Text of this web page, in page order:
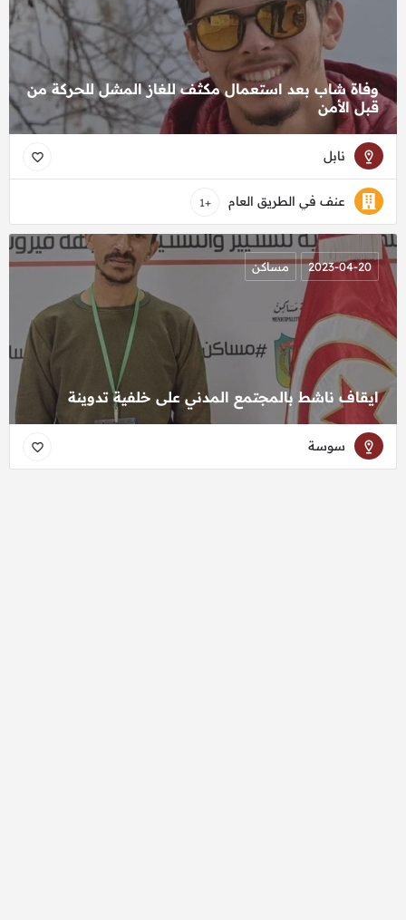
وفاة شاب بعد استعمال مكثف للغاز المشل للحركة من
قبل الأمن
نابل
عنف في الطريق العام +1
ايقاف ناشط بالمجتمع المدني على خلفية تدوينة
2023-04-20 مساكن
سوسة